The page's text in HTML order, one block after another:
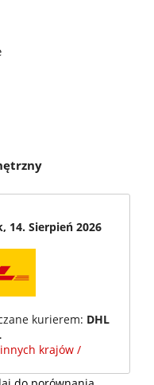
14. Sierpień 2026
kurierem: DHL
innych krajów /